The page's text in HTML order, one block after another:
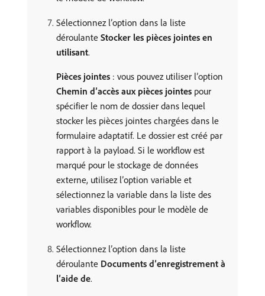
Sélectionnez l’option dans la liste
déroulante Stocker les pièces jointes en
utilisant.
Pièces jointes : vous pouvez utiliser l’option
Chemin d’accès aux pièces jointes pour
spécifier le nom de dossier dans lequel
stocker les pièces jointes chargées dans le
formulaire adaptatif. Le dossier est créé par
rapport à la payload. Si le workflow est
marqué pour le stockage de données
externe, utilisez l’option variable et
sélectionnez la variable dans la liste des
variables disponibles pour le modèle de
workflow.
Sélectionnez l’option dans la liste
déroulante Documents d’enregistrement à
l’aide de.